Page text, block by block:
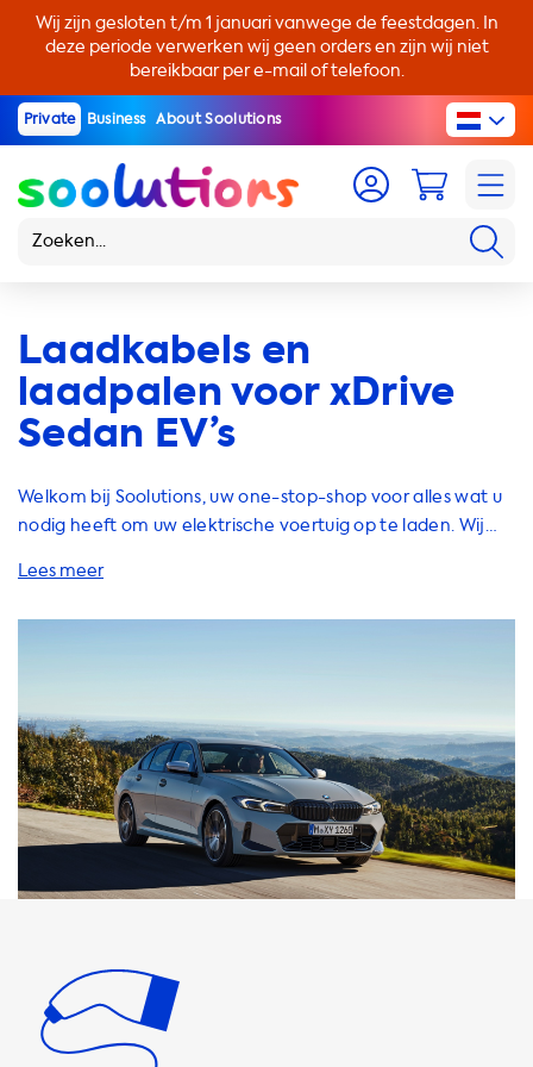
Wij zijn gesloten t/m 1 januari vanwege de feestdagen. In
deze periode verwerken wij geen orders en zijn wij niet
bereikbaar per e-mail of telefoon.
Private Business About Soolutions
Laadkabels en
laadpalen voor xDrive
Sedan EV’s
Welkom bij Soolutions, uw one-stop-shop voor alles wat u
nodig heeft om uw elektrische voertuig op te laden. Wij
thuisladers, laadkabels, adapters, accessoires en andere
zonder dat u zich zorgen hoeft te maken over het vinden
van een openbaar laadpunt. Onze thuisladers zijn
verkrijgbaar in verschillende vermogensniveaus,
waaronder 3,7 kW, 7,4 kW, 11 kW en 22 kW. Het is belangrijk
op te merken dat de maximale laadsnelheid op AC-
laadstations beperkt is tot de laadsnelheid van uw auto.
Als uw auto bijvoorbeeld een maximale laadsnelheid heeft
verschillende lengtes en vermogensniveaus, zodat u de
perfecte kabel kunt vinden voor uw behoeften. We bieden
ook een breed scala aan adapters, zodat u uw laadkabel